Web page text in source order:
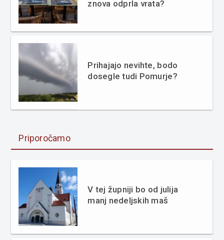
znova odprla vrata?
Prihajajo nevihte, bodo
dosegle tudi Pomurje?
Priporočamo
V tej župniji bo od julija
manj nedeljskih maš